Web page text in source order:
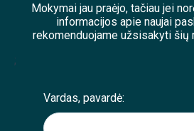
Mokymai jau praėjo, tačiau jei
informacijos apie naujai
rekomenduojame užsisakyti šių
;
Vardas, pavardė: